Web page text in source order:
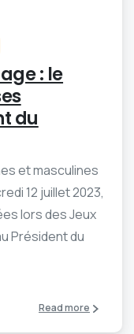
: le
du
et masculines
12 juillet 2023,
lors des Jeux
Président du
Read more